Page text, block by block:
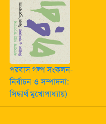
পরবাস গল্প সংকলন-
নির্বাচন ও সম্পাদনা:
সিদ্ধার্থ মুখোপাধ্যায়)